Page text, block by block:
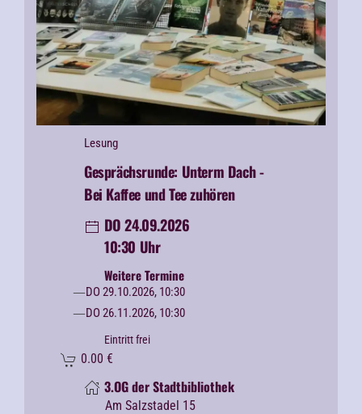
Lesung
Gesprächsrunde: Unterm Dach -
Bei Kaffee und Tee zuhören
DO 24.09.2026
10:30 Uhr
Weitere Termine
DO 29.10.2026, 10:30
DO 26.11.2026, 10:30
Eintritt frei
0.00 €
3.OG der Stadtbibliothek
Am Salzstadel 15